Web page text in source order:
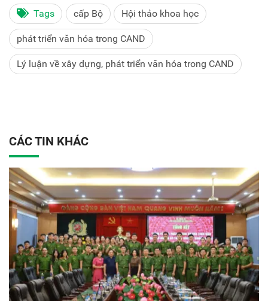
Tags cấp Bộ Hội thảo khoa học
phát triển văn hóa trong CAND
Lý luận về xây dựng, phát triển văn hóa trong CAND
CÁC TIN KHÁC